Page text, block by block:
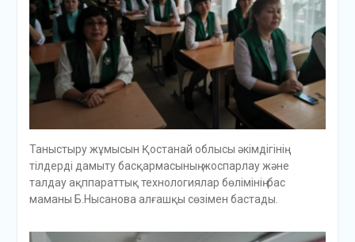
Таныстыру жұмысын Қостанай облысы әкімдігінің
тілдерді дамыту басқармасының жоспарлау және
талдау ақппараттық технологиялар бөлімінің бас
маманы Б.Нысанова алғашқы сөзімен бастады.